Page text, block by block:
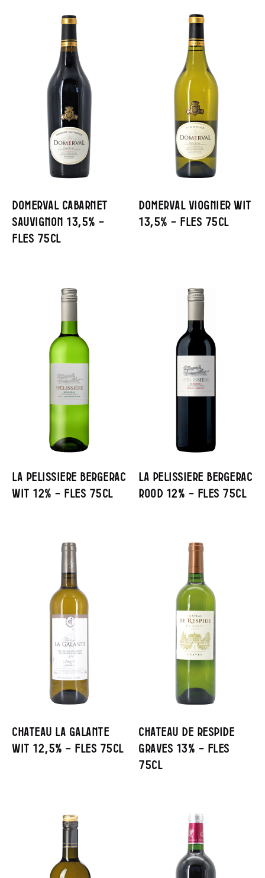
Domerval Cabarnet
Sauvignon 13,5% –
Fles 75cl
Domerval Viognier Wit
13,5% – Fles 75cl
La Pelissiere Bergerac
Wit 12% – Fles 75cl
La Pelissiere Bergerac
Rood 12% – Fles 75cl
Chateau La Galante
Wit 12,5% – Fles 75cl
Chateau De Respide
Graves 13% – Fles
75cl